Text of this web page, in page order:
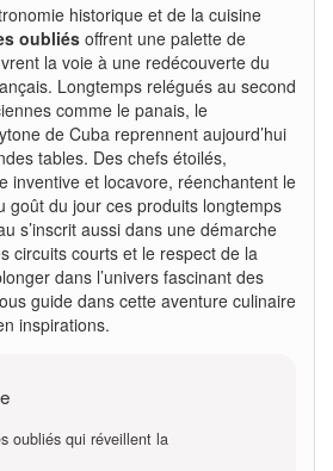
historique et de la cuisine
oubliésoffrent une palette de
la voie à une redécouverte du
Longtemps relégués au second
comme le panais, le
de Cuba reprennent aujourd’hui
tables. Des chefs étoilés,
inventive et locavore, réenchantent le
goût du jour ces produits longtemps
s’inscrit aussi dans une démarche
circuits courts et le respect de la
dans l’univers fascinant des
guide dans cette aventure culinaire
inspirations.
oubliés qui réveillent la